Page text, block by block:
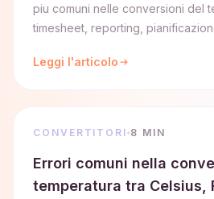
piu comuni nelle conversioni del
timesheet, reporting,
Leggi l'articolo
CONVERTITORI 8 MIN
Errori comuni nella
temperatura tra Celsius,